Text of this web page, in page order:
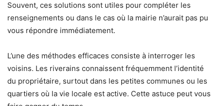
Souvent, ces solutions sont utiles pour compléter les
renseignements ou dans le cas où la mairie n’aurait pas pu
vous répondre immédiatement.
L’une des méthodes efficaces consiste à interroger les
voisins. Les riverains connaissent fréquemment l’identité
du propriétaire, surtout dans les petites communes ou les
quartiers où la vie locale est active. Cette astuce peut vous